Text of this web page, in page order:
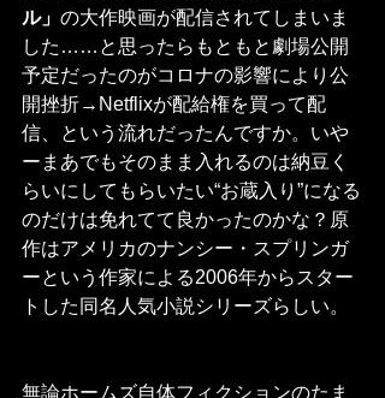
ル」 の大作映画が配信されてしまいま
した……と思ったらもともと劇場公開
予定だったのがコロナの影響により公
開挫折→Netflixが配給権を買って配
信、という流れだったんですか。いや
ーまあでもそのまま入れるのは納豆く
らいにしてもらいたい“お蔵入り”になる
のだけは免れてて良かったのかな？原
作はアメリカのナンシー・スプリンガ
ーという作家による2006年からスター
トした同名人気小説シリーズらしい。
無論ホームズ自体フィクションのたま